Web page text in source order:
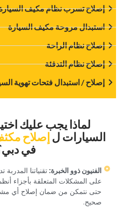
‏إصلاح تسرب نظام مكيف
‏استبدال مروحة مكيف السيارة‏
‏إصلاح نظام الراحة‏
‏إصلاح نظام التدفئة‏
‏إصلاح / استبدال فتحات تهوية
‏لماذا يجب عليك
السيارات ل‏‏إصلاح
‏في
‏الفنيون ذوو الخبرة: ‏‏تقنياتنا المدربة
على المشكلات المتعلقة بأجزاء
حتى نتمكن من ضمان إصلاح أي
صحيح.‏